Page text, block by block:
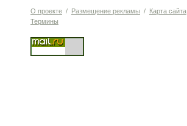
О проекте / Размещение рекламы / Карта сайта
Термины